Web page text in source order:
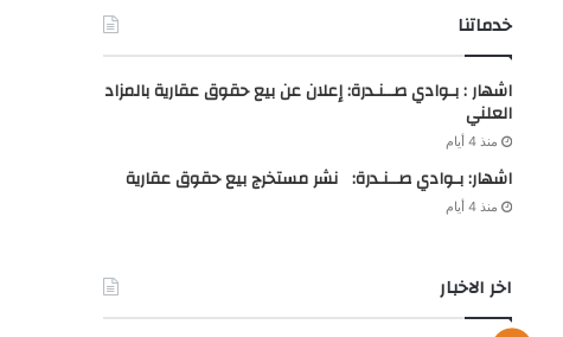
خدماتنا
اشهار : بـوادي صــنـدرة: إعلان عن بيع حقوق عقارية بالمزاد
العلني
منذ 4 أيام
اشهار: بـوادي صــنـدرة: نشر مستخرج بيع حقوق عقارية
منذ 4 أيام
اخر الاخبار